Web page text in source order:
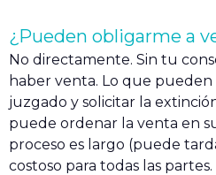
¿Pueden obligarme a
No directamente. Sin tu
haber venta. Lo que pueden
juzgado y solicitar la
puede ordenar la venta en
proceso es largo (puede
costoso para todas las partes.